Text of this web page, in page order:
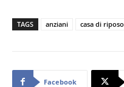
TAGS anziani casa di riposo
Facebook